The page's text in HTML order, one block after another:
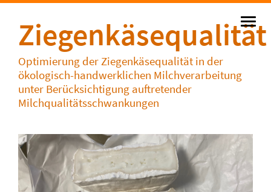
Ziegenkäsequalität
Optimierung der Ziegenkäsequalität in der
ökologisch-handwerklichen Milchverarbeitung
unter Berücksichtigung auftretender
Milchqualitätsschwankungen